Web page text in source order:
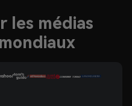
les médias